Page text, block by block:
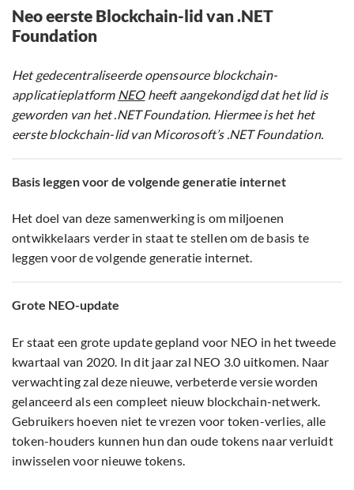
Neo eerste Blockchain-lid van .NET
Foundation
Het gedecentraliseerde opensource blockchain-
applicatieplatform NEOheeft aangekondigd dat het lid is
geworden van het .NET Foundation. Hiermee is het het
eerste blockchain-lid van Micorosoft’s .NET Foundation.
Basis leggen voor de volgende generatie internet
Het doel van deze samenwerking is om miljoenen
ontwikkelaars verder in staat te stellen om de basis te
leggen voor de volgende generatie internet.
Grote NEO-update
Er staat een grote update gepland voor NEO in het tweede
kwartaal van 2020. In dit jaar zal NEO 3.0 uitkomen. Naar
verwachting zal deze nieuwe, verbeterde versie worden
gelanceerd als een compleet nieuw blockchain-netwerk.
Gebruikers hoeven niet te vrezen voor token-verlies, alle
token-houders kunnen hun dan oude tokens naar verluidt
inwisselen voor nieuwe tokens.